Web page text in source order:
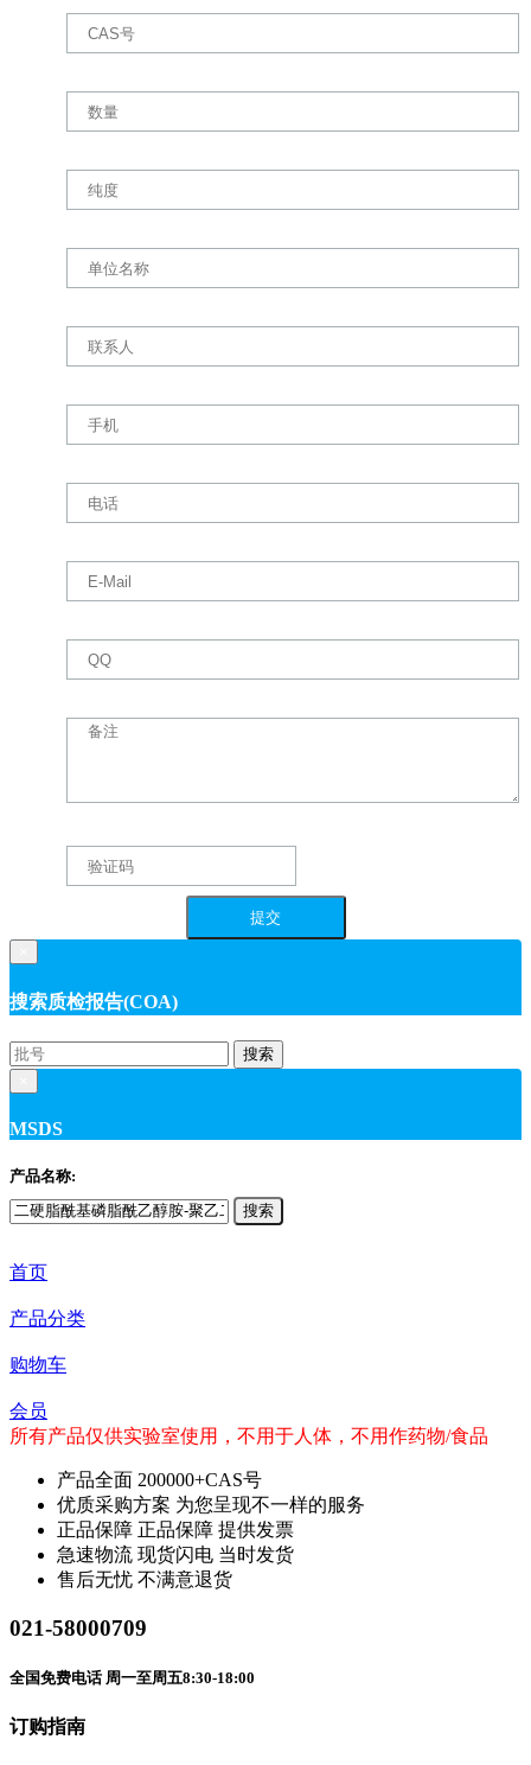
搜索质检报告(COA)
搜索
MSDS
产品名称:
搜索
首页
产品分类
购物车
会员
所有产品仅供实验室使用，不用于人体，不用作药物/食品
产品全面 200000+CAS号
优质采购方案 为您呈现不一样的服务
正品保障 正品保障 提供发票
急速物流 现货闪电 当时发货
售后无忧 不满意退货
021-58000709
全国免费电话 周一至周五8:30-18:00
订购指南